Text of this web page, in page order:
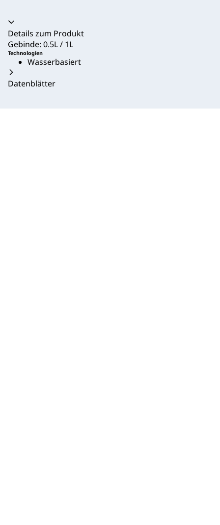
Akkordeon zusammengeklappt
Details zum Produkt
Gebinde: 0.5L / 1L
Technologien
Wasserbasiert
Datenblätter